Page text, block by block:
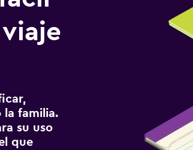
la familia.
su uso
que